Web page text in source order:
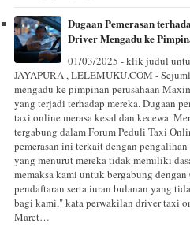
Dugaan Pemerasan
Driver Mengadu ke
01/03/2025 - klik judul
JAYAPURA , LELEMUKU.COM -
mengadu ke pimpinan perusahaan
yang terjadi terhadap mereka. Dugaan
taxi online merasa kesal dan kecewa.
tergabung dalam Forum Peduli Taxi
pemerasan ini terkait dengan
yang menurut mereka tidak memiliki
memaksa kami untuk bergabung
pendaftaran serta iuran bulanan yang
bagi kami," kata perwakilan driver taxi
Maret…